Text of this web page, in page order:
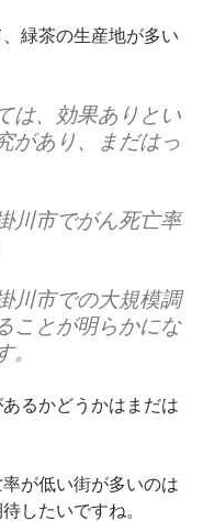
緑茶の生産地が多い
は、効果ありとい
があり、まだはっ
川市でがん死亡率
川市での大規模調
ことが明らかにな
るかどうかはまだは
が低い街が多いのは
したいですね。